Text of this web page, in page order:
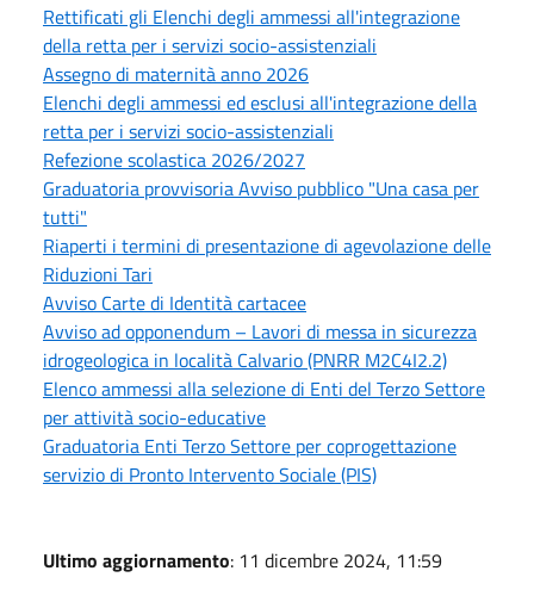
Rettificati gli Elenchi degli ammessi all'integrazione
della retta per i servizi socio-assistenziali
Assegno di maternità anno 2026
Elenchi degli ammessi ed esclusi all'integrazione della
retta per i servizi socio-assistenziali
Refezione scolastica 2026/2027
Graduatoria provvisoria Avviso pubblico "Una casa per
tutti"
Riaperti i termini di presentazione di agevolazione delle
Riduzioni Tari
Avviso Carte di Identità cartacee
Avviso ad opponendum – Lavori di messa in sicurezza
idrogeologica in località Calvario (PNRR M2C4I2.2)
Elenco ammessi alla selezione di Enti del Terzo Settore
per attività socio-educative
Graduatoria Enti Terzo Settore per coprogettazione
servizio di Pronto Intervento Sociale (PIS)
Ultimo aggiornamento: 11 dicembre 2024, 11:59